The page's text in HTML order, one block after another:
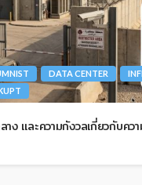
DATA CENTER
าง และความกังวลเกี่ยวกับค